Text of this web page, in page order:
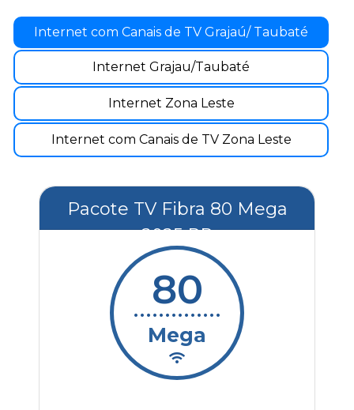
Internet com Canais de TV Grajaú/ Taubaté
Internet Grajau/Taubaté
Internet Zona Leste
Internet com Canais de TV Zona Leste
Pacote TV Fibra 80 Mega
2025 RP
80
..............
Mega